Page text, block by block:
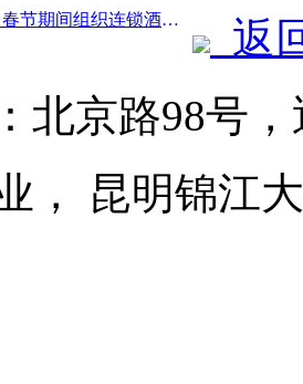
前一篇：九部门：春节期间组织连锁酒店、精品民宿等推出优惠措施
返
北京路98号
， 昆明锦